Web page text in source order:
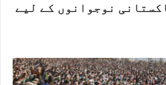
نوجوانوں کے لیے